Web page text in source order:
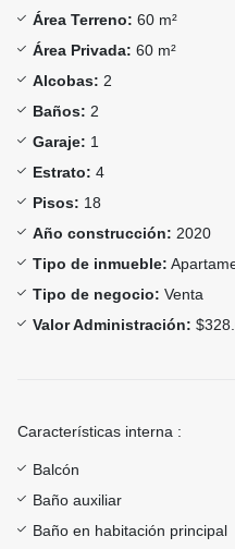
Área Terreno: 60 m²
Área Privada: 60 m²
Alcobas: 2
Baños: 2
Garaje: 1
Estrato: 4
Pisos: 18
Año construcción: 2020
Tipo de inmueble:
Tipo de negocio: Venta
Valor Administración:
Características interna :
Balcón
Baño auxiliar
Baño en habitación principal